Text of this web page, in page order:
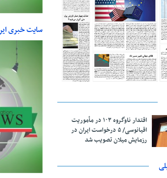
اقتدار ناوگروه ۱۰۳ در مأموریت‌
اقیانوسی/ ۵ درخواست ایران در
رزمایش میلان تصویب شد
سایت خبری